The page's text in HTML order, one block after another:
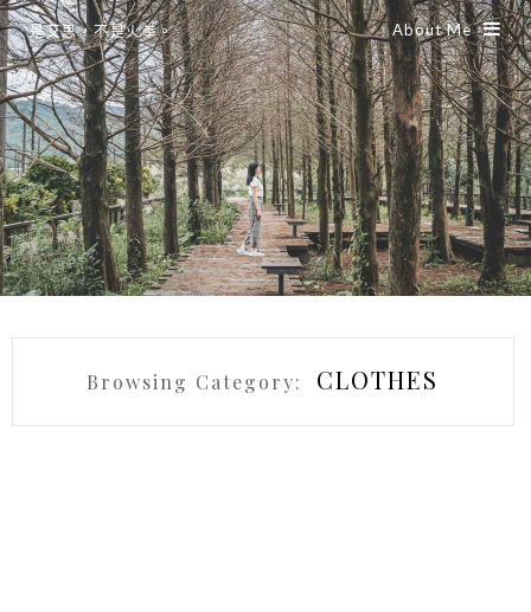
是艾思，不是火拳。 About Me
Browsing Category: CLOTHES